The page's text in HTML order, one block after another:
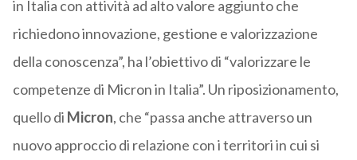
in Italia con attività ad alto valore aggiunto che
richiedono innovazione, gestione e valorizzazione
della conoscenza”, ha l’obiettivo di “valorizzare le
competenze di Micron in Italia”. Un riposizionamento,
quello di Micron, che “passa anche attraverso un
nuovo approccio di relazione con i territori in cui si